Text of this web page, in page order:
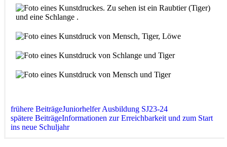
frühere BeiträgeJuniorhelfer Ausbildung SJ23-24
spätere BeiträgeInformationen zur Erreichbarkeit und zum Start
ins neue Schuljahr